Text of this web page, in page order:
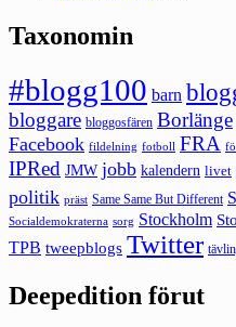
Taxonomin
#blogg100 barn
bloggare bloggosfären Borlänge
Facebook fildelning fotboll FRA
IPRed JMW jobb kalendern livet
politik präst Same Same But Different
Socialdemokraterna sorg Stockholm
TPB tweepblogs Twitter
Deepedition förut